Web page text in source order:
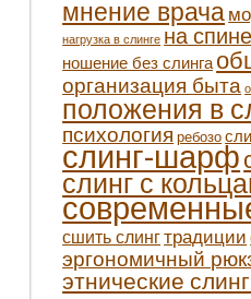
мнение врача
нагрузка в слинге на спине
ношение без слинга
организация быта
положения в
психология ребозо
слинг-шарф
слинг с
сшить слингтрадиции
эргономичный
этнические